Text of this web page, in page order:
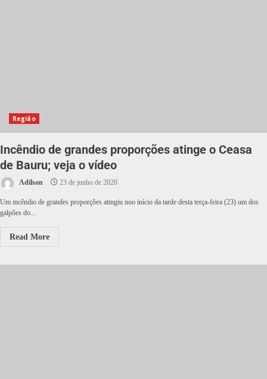
Região
Incêndio de grandes proporções atinge o Ceasa
de Bauru; veja o vídeo
Adilson 23 de junho de 2020
Um incêndio de grandes proporções atingiu noo início da tarde desta terça-feira (23) um dos
galpões do...
Read More